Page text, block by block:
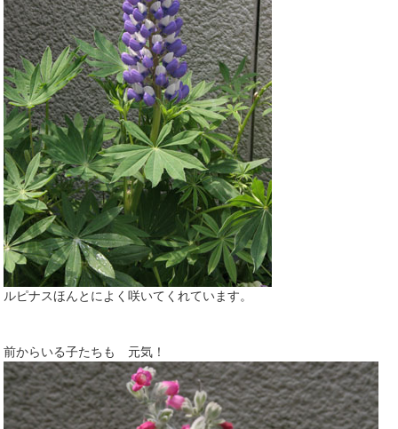
ルピナスほんとによく咲いてくれています。
前からいる子たちも 元気！